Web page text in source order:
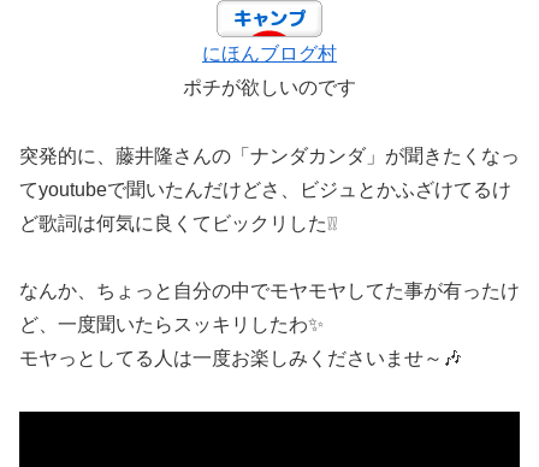
にほんブログ村
ポチが欲しいのです
突発的に、藤井隆さんの「ナンダカンダ」が聞きたくなっ
てyoutubeで聞いたんだけどさ、ビジュとかふざけてるけ
ど歌詞は何気に良くてビックリした❕❕
なんか、ちょっと自分の中でモヤモヤしてた事が有ったけ
ど、一度聞いたらスッキリしたわ✨
モヤっとしてる人は一度お楽しみくださいませ～🎶